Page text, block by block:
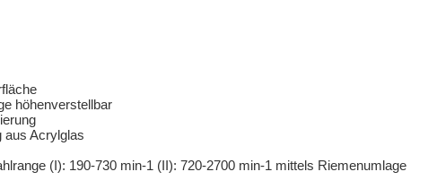
höhenverstellbar
aus Acrylglas
(I): 190-730 min-1 (II): 720-2700 min-1 mittels Riemenumlage